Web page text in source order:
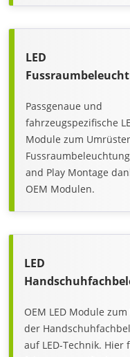
LED
Passgenaue und
fahrzeugspezifische
Module zum
and Play Montage
OEM Modulen.
LED
OEM LED Module
der
auf LED-Technik. Hier